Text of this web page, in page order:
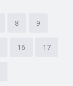
8 9
16 17